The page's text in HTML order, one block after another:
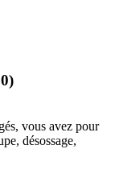
vous avez pour
désossage,